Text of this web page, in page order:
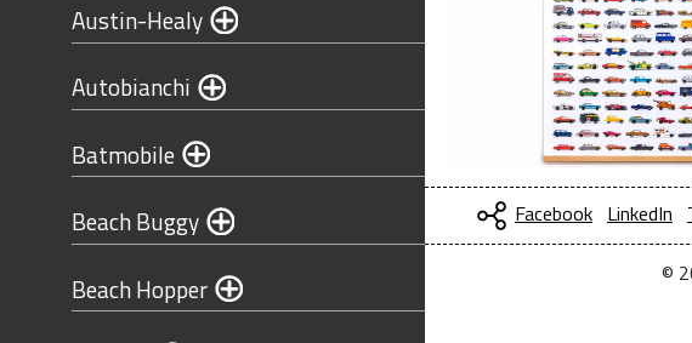
Austin-Healy
Autobianchi
Batmobile
Beach Buggy
Beach Hopper
Facebook LinkedIn
©